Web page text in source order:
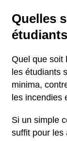
Quelles
Quel que soit
les étudiants
minima,
les incendies
Si un simple
suffit pour les